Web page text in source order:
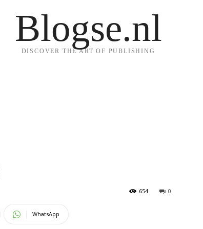
Blogse.nl
DISCOVER THE ART OF PUBLISHING
0
654
WhatsApp